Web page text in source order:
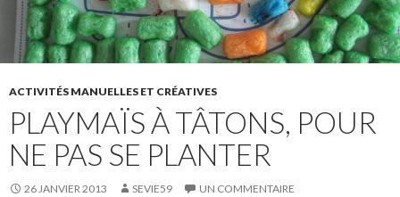
ACTIVITÉS MANUELLES ET CRÉATIVES
PLAYMAÏS À TÂTONS, POUR
NE PAS SE PLANTER
26 JANVIER 2013 SEVIE59 UN COMMENTAIRE